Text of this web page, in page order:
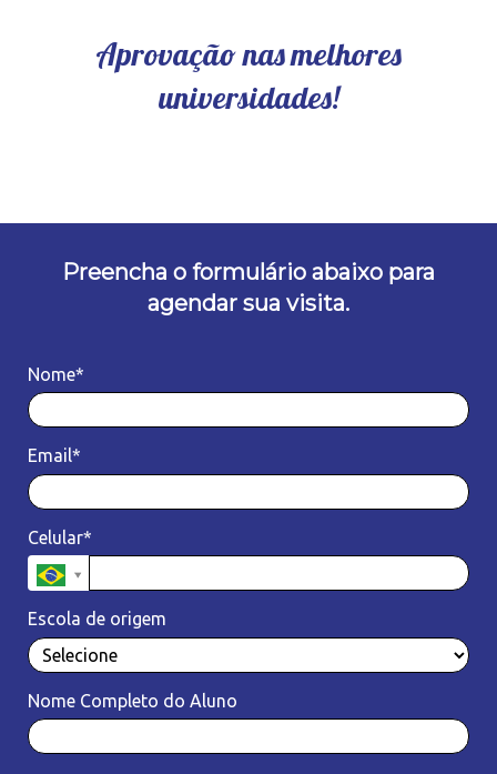
Aprovação nas melhores
universidades!
Preencha o formulário abaixo para
agendar sua visita.
Nome*
Email*
Celular*
Escola de origem
Nome Completo do Aluno